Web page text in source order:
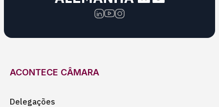
ACONTECE CÂMARA
Delegações